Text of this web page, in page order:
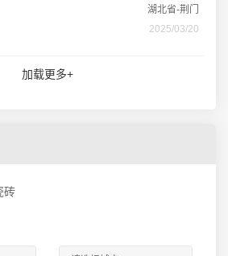
湖北省-荆门
2025/03/20
加载更多+
砖